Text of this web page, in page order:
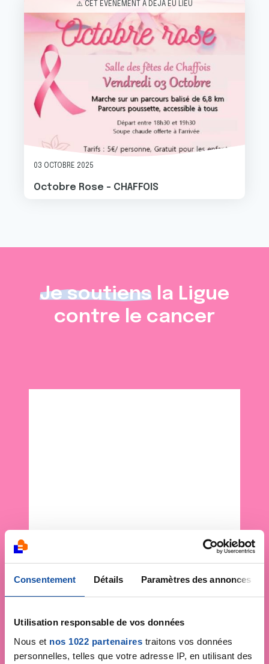
Consentement Détails Paramètres des annonces
Utilisation responsable de vos données
Nous et nos 1022 partenaires traitons vos données
personnelles, telles que votre adresse IP, en utilisant des
03 OCTOBRE 2025
⚠️ CET ÉVÉNEMENT A DÉJÀ EU LIEU
Octobre Rose - CHAFFOIS
Je soutiens la Ligue
contre le cancer